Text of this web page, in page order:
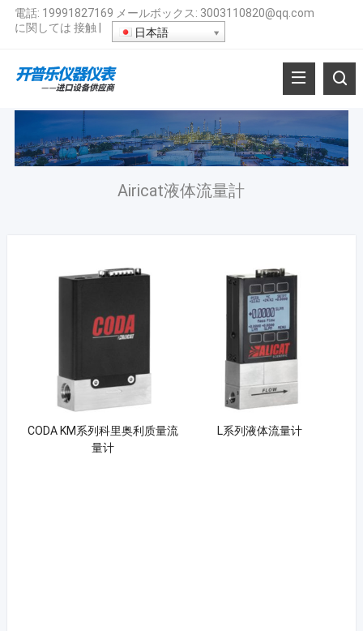
電話: 19991827169 メールボックス: 3003110820@qq.com
に関しては 接触 日本語
Airicat液体流量計
CODA KM系列科里奥利质量流
量计
L系列液体流量计